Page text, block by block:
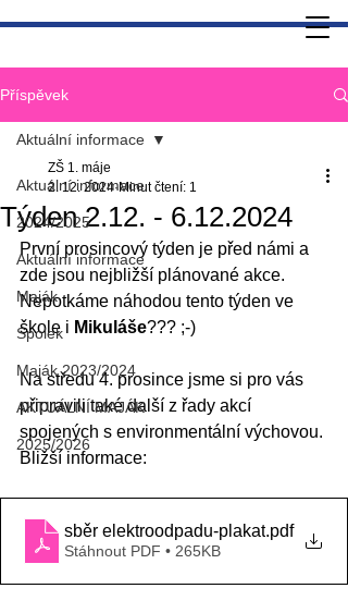
Příspěvek
Aktuální informace
2024/2025
Aktuální informace
Maják
Spolek
Maják 2023/2024
AKTUÁLNÍ MAJÁK
2025/2026
Aktuální informace
Týden 2.12. - 6.12.2024
ZŠ 1. máje
2. 12. 2024 Minut čtení: 1
První prosincový týden je před námi a
zde jsou nejbližší plánované akce.
Nepotkáme náhodou tento týden ve
škole i Mikuláše??? ;-)
Na středu 4. prosince jsme si pro vás
připravili také další z řady akcí
spojených s environmentální výchovou.
Bližší informace:
sběr elektroodpadu-plakat.pdf
Stáhnout PDF • 265KB